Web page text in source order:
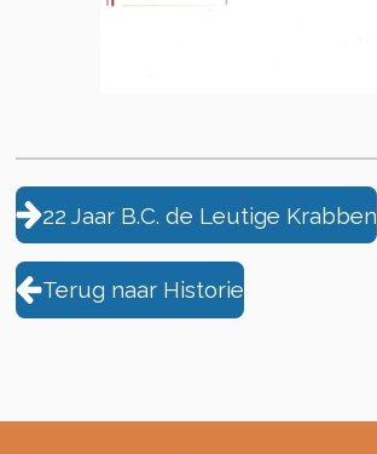
22 Jaar B.C. de Leutige Krabben
Terug naar Historie